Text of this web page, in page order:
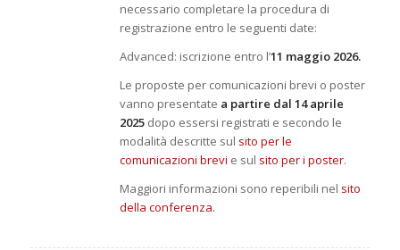
necessario completare la procedura di
registrazione entro le seguenti date:
Advanced: iscrizione entro l’11 maggio 2026.
Le proposte per comunicazioni brevi o poster
vanno presentate a partire dal 14 aprile
2025dopo essersi registrati e secondo le
modalità descritte sul sito per le
comunicazioni brevi e sul sito per i poster.
Maggiori informazioni sono reperibili nel sito
della conferenza.